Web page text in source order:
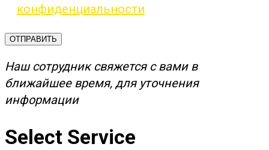
конфиденциальности
ОТПРАВИТЬ
Наш сотрудник свяжется с вами в
ближайшее время, для уточнения
информации
Select Service